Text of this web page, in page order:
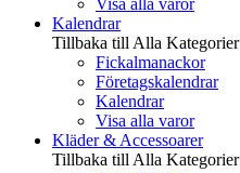
Visa alla varor
Kalendrar
Tillbaka till Alla Kategorier
Fickalmanackor
Företagskalendrar
Kalendrar
Visa alla varor
Kläder & Accessoarer
Tillbaka till Alla Kategorier